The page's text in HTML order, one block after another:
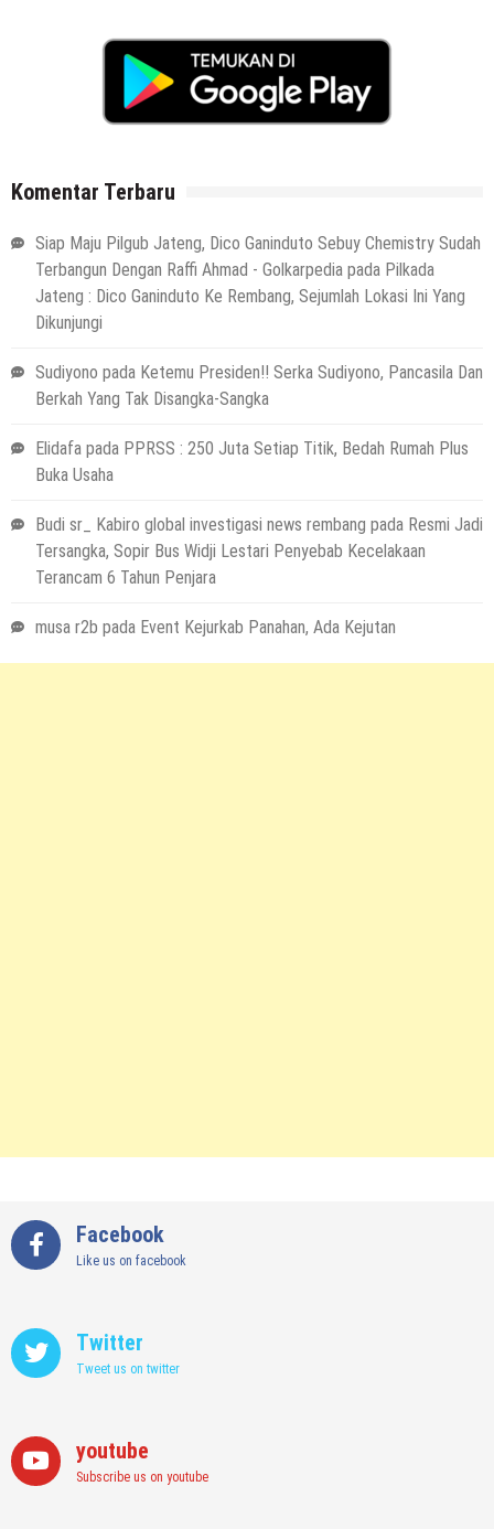
Komentar Terbaru
Siap Maju Pilgub Jateng, Dico Ganinduto Sebuy Chemistry Sudah
Terbangun Dengan Raffi Ahmad - Golkarpedia pada Pilkada
Jateng : Dico Ganinduto Ke Rembang, Sejumlah Lokasi Ini Yang
Dikunjungi
Sudiyono pada Ketemu Presiden!! Serka Sudiyono, Pancasila Dan
Berkah Yang Tak Disangka-Sangka
Elidafa pada PPRSS : 250 Juta Setiap Titik, Bedah Rumah Plus
Buka Usaha
Budi sr_ Kabiro global investigasi news rembang pada Resmi Jadi
Tersangka, Sopir Bus Widji Lestari Penyebab Kecelakaan
Terancam 6 Tahun Penjara
musa r2b pada Event Kejurkab Panahan, Ada Kejutan
Facebook
Like us on facebook
Twitter
Tweet us on twitter
youtube
Subscribe us on youtube